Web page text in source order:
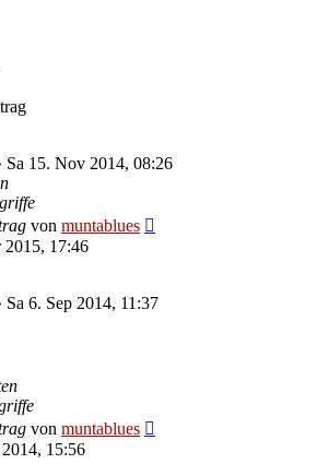
Sa 15. Nov 2014, 08:26
von muntablues
2015, 17:46
Sa 6. Sep 2014, 11:37
von muntablues
15:56